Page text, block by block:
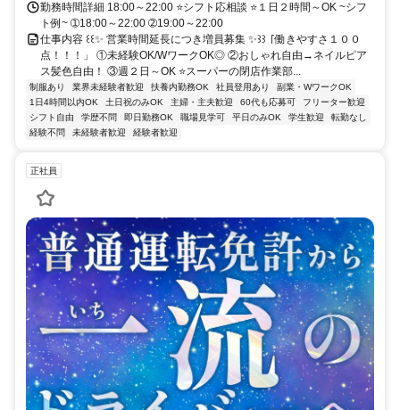
勤務時間詳細 18:00～22:00 ⭐シフト応相談 ⭐１日２時間～OK ~シフ
ト例~ ➀18:00～22:00 ➁19:00～22:00
仕事内容 ꒰꒰✨ 営業時間延長につき増員募集 ✨꒱꒱ 「働きやすさ１００
点！！！」 ①未経験OK/WワークOK◎ ②おしゃれ自由→ネイルピア
ス髪色自由！ ③週２日～OK ⭐スーパーの閉店作業部...
制服あり 業界未経験者歓迎 扶養内勤務OK 社員登用あり
副業・WワークOK
1日4時間以内OK
土日祝のみOK 主婦・主夫歓迎 60代も応募可
フリーター歓迎
シフト自由
学歴不問 即日勤務OK 職場見学可 平日のみOK 学生歓迎
転勤なし
経験不問
未経験者歓迎 経験者歓迎
正社員